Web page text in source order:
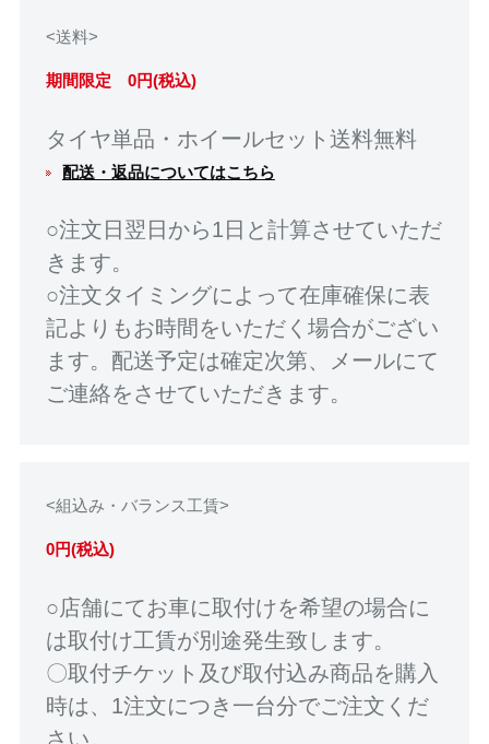
<送料>
期間限定 0円(税込)
タイヤ単品・ホイールセット送料無料
配送・返品についてはこちら
○注文日翌日から1日と計算させていただ
きます。
○注文タイミングによって在庫確保に表
記よりもお時間をいただく場合がござい
ます。配送予定は確定次第、メールにて
ご連絡をさせていただきます。
<組込み・バランス工賃>
0円(税込)
○店舗にてお車に取付けを希望の場合に
は取付け工賃が別途発生致します。
〇取付チケット及び取付込み商品を購入
時は、1注文につき一台分でご注文くだ
さい。